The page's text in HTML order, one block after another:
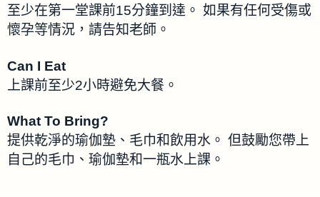
至少在第一堂課前15分鐘到達。 如果有任何受傷或
懷孕等情況，請告知老師。
Can I Eat
上課前至少2小時避免大餐。
What To Bring?
提供乾淨的瑜伽墊、毛巾和飲用水。 但鼓勵您帶上
自己的毛巾、瑜伽墊和一瓶水上課。